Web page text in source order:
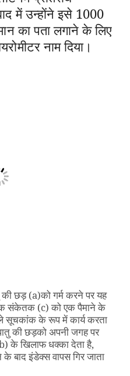
में उन्होंने इसे 1000
का पता लगाने के लिए
नाम दिया।
छड़ (a)को गर्म करने पर यह
संकेतक (c) को एक पैमाने के
सूचकांक के रूप में कार्य करता
की छड़को अपनी जगह पर
के खिलाफ धक्का देता है,
बाद इंडेक्स वापस गिर जाता